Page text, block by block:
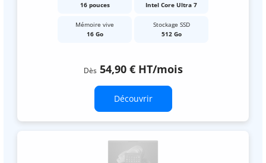
16 pouces
Intel Core Ultra 7
Mémoire vive
16 Go
Stockage SSD
512 Go
Dès 54,90 € HT/mois
Découvrir